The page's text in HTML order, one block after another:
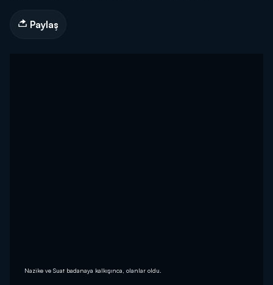
Paylaş
Nazike ve Suat badanaya kalkışınca, olanlar oldu.